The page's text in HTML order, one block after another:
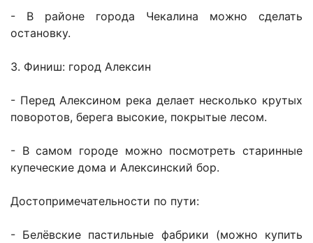
- В районе города Чекалина можно сделать
остановку.
3. Финиш: город Алексин
- Перед Алексином река делает несколько крутых
поворотов, берега высокие, покрытые лесом.
- В самом городе можно посмотреть старинные
купеческие дома и Алексинский бор.
Достопримечательности по пути:
- Белёвские пастильные фабрики (можно купить